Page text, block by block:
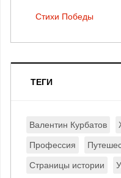
Стихи Победы
ТЕГИ
Валентин Курбатов
Профессия
Страницы истории